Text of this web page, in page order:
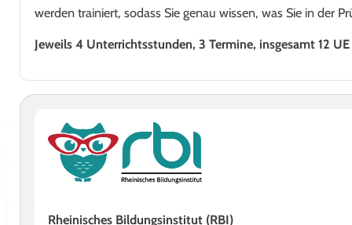
werden trainiert, sodass Sie genau wissen, was Sie in der
Jeweils 4 Unterrichtsstunden, 3 Termine, insgesamt 12 UE
Rheinisches Bildungsinstitut (RBI)